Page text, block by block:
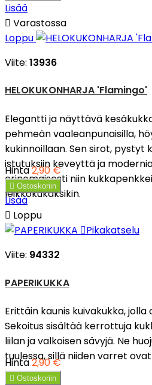
Lisää
 Varastossa
Loppu
Viite: 13936
HELOKUKONHARJA 'Flamingo'
Elegantti ja näyttävä
pehmeän vaaleanpunaisilla,
kukinnoillaan. Sen sirot,
istutuksiin keveyttä ja
erinomaisesti niin
leikkokukaksikin.
Hinta2,90 €
 Ostoskoriin
Lisää
 Loppu
Pikakatselu
Viite: 94332
PAPERIKUKKA
Erittäin kaunis kuivakukka,
Sekoitus sisältää kerrottuja
liilan ja valkoisen sävyjä. Ne
tuulessa, sillä niiden varret
Hinta2,90 €
 Ostoskoriin